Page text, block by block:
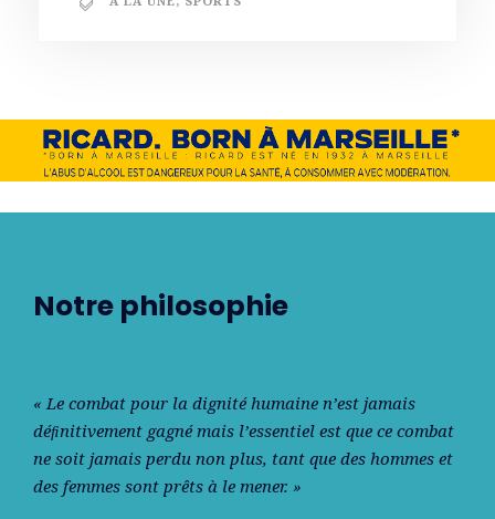
Notre philosophie
« Le combat pour la dignité humaine n’est jamais
déﬁnitivement gagné mais l’essentiel est que ce combat
ne soit jamais perdu non plus, tant que des hommes et
des femmes sont prêts à le mener. »